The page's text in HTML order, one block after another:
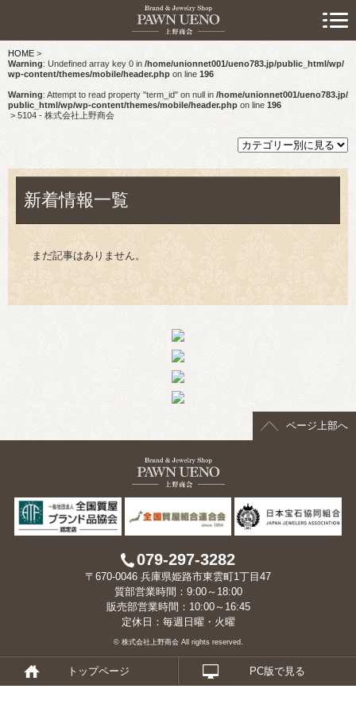
HOME >
Warning: Undefined array key 0 in /home/unionnet001/ueno783.jp/public_html/wp/
wp-content/themes/mobile/header.php on line 196
Warning: Attempt to read property "term_id" on null in /home/unionnet001/ueno783.jp/
public_html/wp/wp-content/themes/mobile/header.phpon line196
> 5104 - 株式会社上野商会
新着情報一覧
まだ記事はありません。
ページ上部へ
079-297-3282
〒670-0046 兵庫県姫路市東雲町1丁目47
質部営業時間：9:00～18:00
販売部営業時間：10:00～16:45
定休日：毎週日曜・火曜
© 株式会社上野商会 All rights reserved.
トップページ PC版で見る
> 初めての方へ
> 預けたい方
> 売りたい方
> 買いたい方
> 取り扱い品目
> スタッフおすすめ情報
> お知らせ
> キャンペーン情報
> 会社概要
> アクセス
> よくあるご質問
> ホーム
> 古物営業法に基づく表示
> プライバシーポリシー
> お問い合わせ